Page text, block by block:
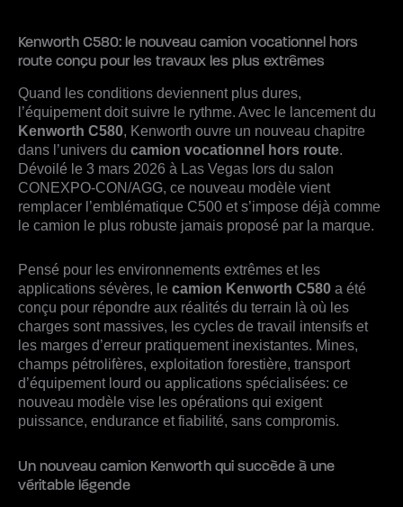
Kenworth C580: le nouveau camion vocationnel hors
route conçu pour les travaux les plus extrêmes
Quand les conditions deviennent plus dures,
l’équipement doit suivre le rythme. Avec le lancement du
Kenworth C580 , Kenworth ouvre un nouveau chapitre
dans l’univers du camion vocationnel hors route
Dévoilé le 3 mars 2026 à Las Vegas lors du salon
CONEXPO-CON/AGG, ce nouveau modèle vient
remplacer l’emblématique C500 et s’impose déjà comme
le camion le plus robuste jamais proposé par la marque.
Pensé pour les environnements extrêmes et les
applications sévères, le camion Kenworth C580 a été
conçu pour répondre aux réalités du terrain là où les
charges sont massives, les cycles de travail intensifs et
les marges d’erreur pratiquement inexistantes. Mines,
champs pétrolifères, exploitation forestière, transport
d’équipement lourd ou applications spécialisées: ce
nouveau modèle vise les opérations qui exigent
puissance, endurance et fiabilité, sans compromis.
Un nouveau camion Kenworth qui succède à une
véritable légende